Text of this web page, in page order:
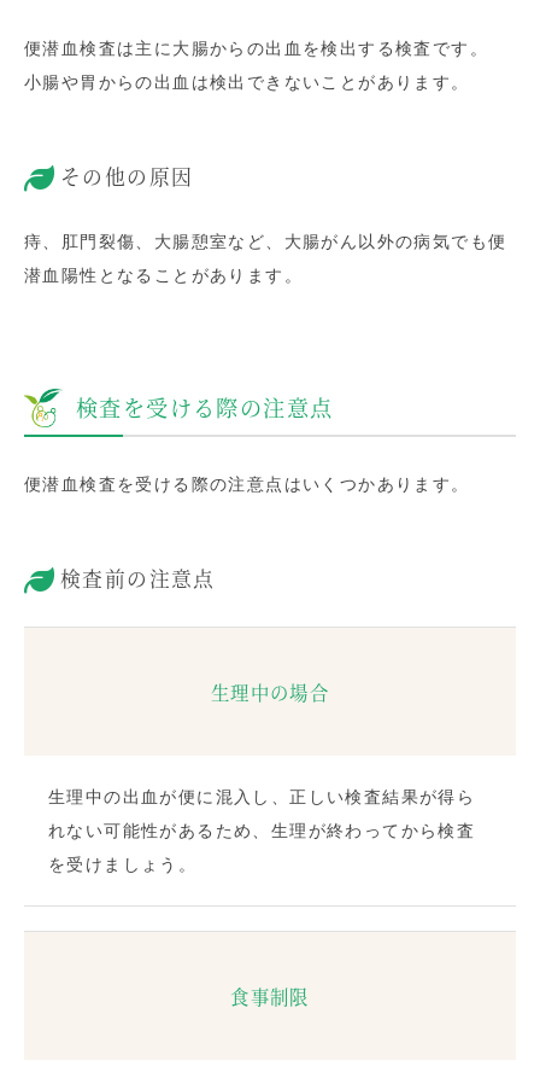
便潜血検査は主に大腸からの出血を検出する検査です。
小腸や胃からの出血は検出できないことがあります。
その他の原因
痔、肛門裂傷、大腸憩室など、大腸がん以外の病気でも便
潜血陽性となることがあります。
検査を受ける際の注意点
便潜血検査を受ける際の注意点はいくつかあります。
検査前の注意点
生理中の場合
生理中の出血が便に混入し、正しい検査結果が得ら
れない可能性があるため、生理が終わってから検査
を受けましょう。
食事制限